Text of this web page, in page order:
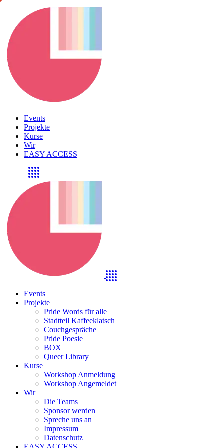
Events
Projekte
Kurse
Wir
EASY ACCESS
Events
Projekte
Pride Words für alle
Stadtteil Kaffeeklatsch
Couchgespräche
Pride Poesie
BOX
Queer Library
Kurse
Workshop Anmeldung
Workshop Angemeldet
Wir
Die Teams
Sponsor werden
Spreche uns an
Impressum
Datenschutz